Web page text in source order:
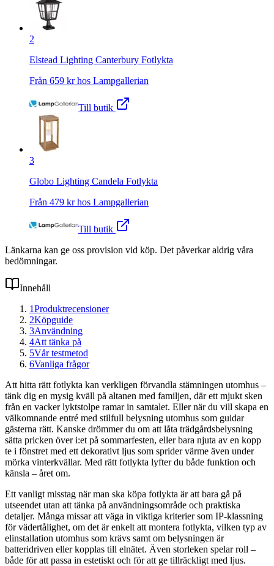
2
Elstead Lighting Canterbury Fotlykta
Från 659 kr hos Lampgallerian
Till butik
3
Globo Lighting Candela Fotlykta
Från 479 kr hos Lampgallerian
Till butik
Länkarna kan ge oss provision vid köp. Det påverkar aldrig våra
bedömningar.
Innehåll
1Produktrecensioner
2Köpguide
3Användning
4Att tänka på
5Vår testmetod
6Vanliga frågor
Att hitta rätt fotlykta kan verkligen förvandla stämningen utomhus –
tänk dig en mysig kväll på altanen med familjen, där ett mjukt sken
från en vacker lyktstolpe ramar in samtalet. Eller när du vill skapa en
välkomnande entré med stilfull belysning utomhus som guidar
gästerna rätt. Kanske drömmer du om att låta trädgårdsbelysning
sätta pricken över i:et på sommarfesten, eller bara njuta av en kopp
te i fönstret med ett dekorativt ljus som sprider värme även under
mörka vinterkvällar. Med rätt fotlykta lyfter du både funktion och
känsla – året om.
Ett vanligt misstag när man ska köpa fotlykta är att bara gå på
utseendet utan att tänka på användningsområde och praktiska
detaljer. Många missar att väga in viktiga kriterier som IP-klassning
för vädertålighet, om det är enkelt att montera fotlykta, vilken typ av
elinstallation utomhus som krävs samt om belysningen är
batteridriven eller kopplas till elnätet. Även storleken spelar roll –
både för att passa in estetiskt och för att ge tillräckligt med ljus.